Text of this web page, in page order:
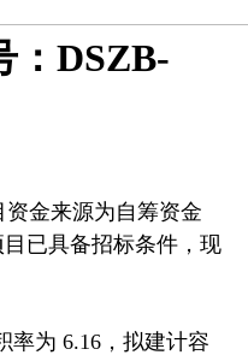
：DSZB-
金来源为自筹资金
已具备招标条件，现
为 6.16，拟建计容